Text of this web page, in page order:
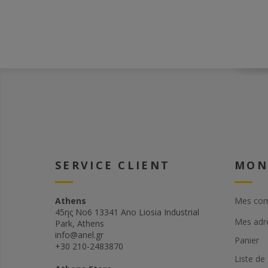
SERVICE CLIENT
Athens
45ης Νο6 13341 Ano Liosia Industrial
Park, Athens
info@anel.gr
+30 210-2483870
Mes
Mes
Panier
Liste